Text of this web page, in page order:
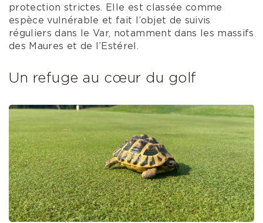
protection strictes. Elle est classée comme
espèce vulnérable et fait l’objet de suivis
réguliers dans le Var, notamment dans les massifs
des Maures et de l’Estérel.
Un refuge au cœur du golf